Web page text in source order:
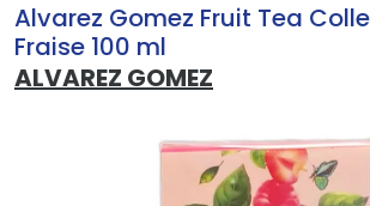
Alvarez Gomez Fruit Tea
Fraise 100 ml
ALVAREZ GOMEZ